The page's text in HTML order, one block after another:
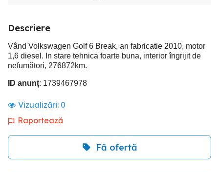
Descriere
Vând Volkswagen Golf 6 Break, an fabricatie 2010, motor
1,6 diesel. In stare tehnica foarte buna, interior îngrijit de
nefumători, 276872km.
ID anunț: 1739467978
Vizualizări: 0
Raportează
Fă ofertă